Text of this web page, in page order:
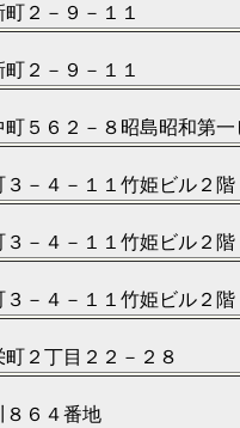
２－９－１１
２－９－１１
５６２－８昭島昭和第
－４－１１竹姫ビル２階
－４－１１竹姫ビル２階
－４－１１竹姫ビル２階
２丁目２２－２８
８６４番地